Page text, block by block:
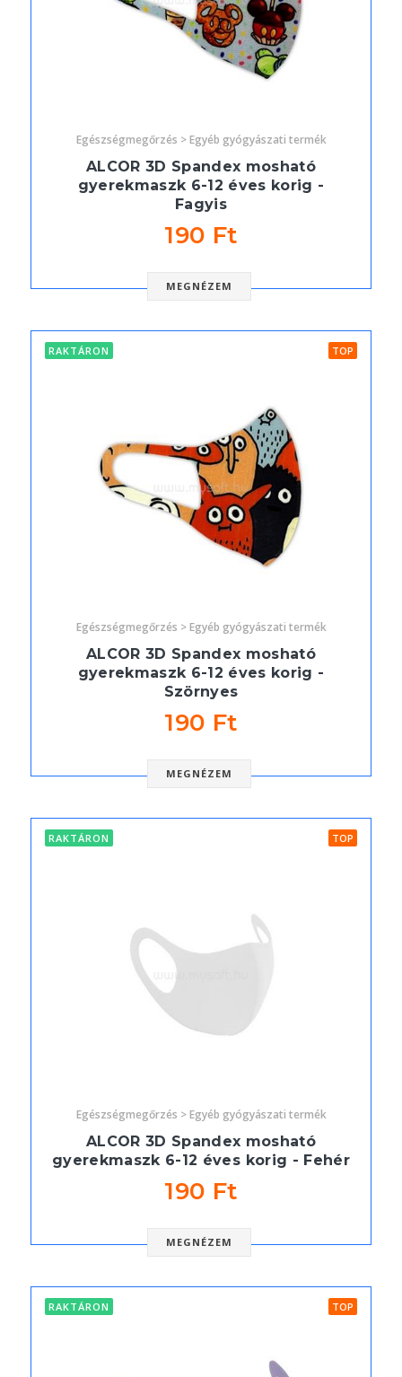
Egészségmegőrzés > Egyéb gyógyászati termék
ALCOR 3D Spandex mosható
gyerekmaszk 6-12 éves korig -
Fagyis
190 Ft
MEGNÉZEM
RAKTÁRON TOP
Egészségmegőrzés > Egyéb gyógyászati termék
ALCOR 3D Spandex mosható
gyerekmaszk 6-12 éves korig -
Szörnyes
190 Ft
MEGNÉZEM
RAKTÁRON TOP
Egészségmegőrzés > Egyéb gyógyászati termék
ALCOR 3D Spandex mosható
gyerekmaszk 6-12 éves korig - Fehér
190 Ft
MEGNÉZEM
RAKTÁRON TOP